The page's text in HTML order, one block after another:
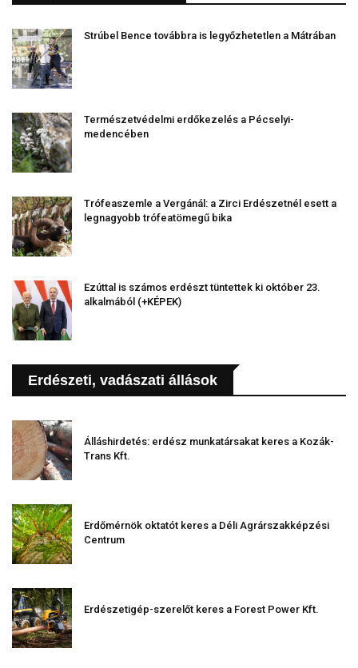
Strúbel Bence továbbra is legyőzhetetlen a Mátrában
Természetvédelmi erdőkezelés a Pécselyi-
medencében
Trófeaszemle a Vergánál: a Zirci Erdészetnél esett a
legnagyobb trófeatömegű bika
Ezúttal is számos erdészt tüntettek ki október 23.
alkalmából (+KÉPEK)
Erdészeti, vadászati állások
Álláshirdetés: erdész munkatársakat keres a Kozák-
Trans Kft.
Erdőmérnök oktatót keres a Déli Agrárszakképzési
Centrum
Erdészetigép-szerelőt keres a Forest Power Kft.